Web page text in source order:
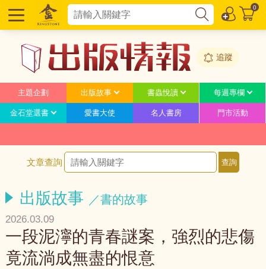
0
追蹤
主題企劃 出版故事 書蟲悅讀 每週專欄
金石堂選書 愛書大使 名人書房 門市活動
文章查詢
出版故事 ／書的故事
2026.03.09
一段泥濘的青春謎案，強烈的悲傷
竟流淌成無盡的恨意